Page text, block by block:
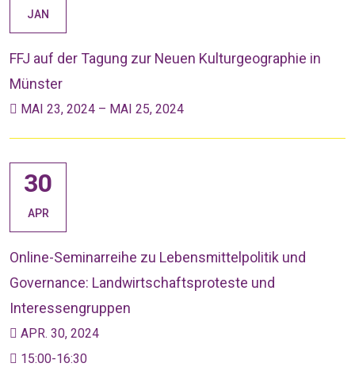
JAN
FFJ auf der Tagung zur Neuen Kulturgeographie in
Münster
MAI 23, 2024 – MAI 25, 2024
30
APR
Online-Seminarreihe zu Lebensmittelpolitik und
Governance: Landwirtschaftsproteste und
Interessengruppen
APR. 30, 2024
15:00-16:30